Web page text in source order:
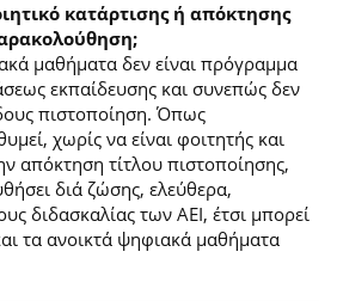
κατάρτισης ή απόκτησης
μαθήματα δεν είναι πρόγραμμα
εκπαίδευσης και συνεπώς δεν
πιστοποίηση. Όπως
χωρίς να είναι φοιτητής και
απόκτηση τίτλου πιστοποίησης,
διά ζώσης, ελεύθερα,
διδασκαλίας των ΑΕΙ, έτσι μπορεί
τα ανοικτά ψηφιακά μαθήματα